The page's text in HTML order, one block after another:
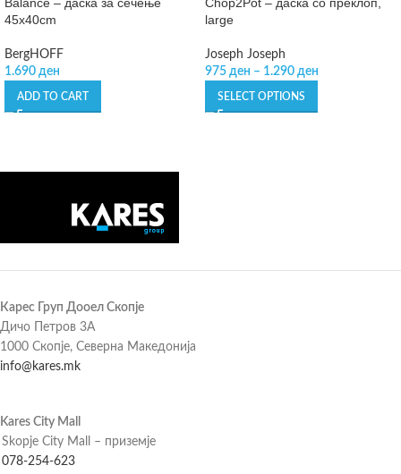
Balance – даска за сечење
45x40cm
BergHOFF
1.690 ден
ADD TO CART
Chop2Pot – даска со преклоп,
large
Joseph Joseph
975 ден – 1.290 ден
SELECT OPTIONS
Карес Груп Дооел Скопје
Дичо Петров 3А
1000 Скопје, Северна Македонија
info@kares.mk
Kares City Mall
Skopje City Mall – приземје
078-254-623